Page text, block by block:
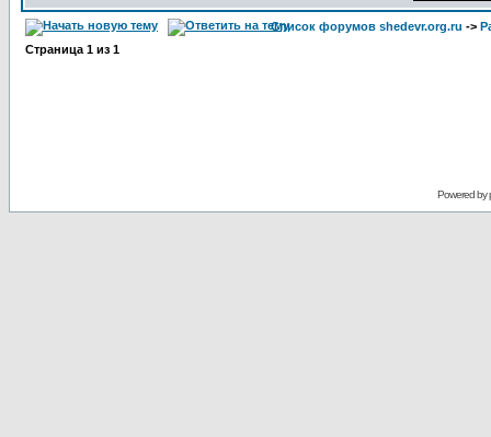
Список форумов shedevr.org.ru ->
Страница 1 из 1
Powered by